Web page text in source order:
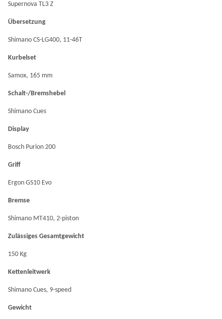
Supernova TL3 Z
Übersetzung
Shimano CS-LG400, 11-46T
Kurbelset
Samox, 165 mm
Schalt-/Bremshebel
Shimano Cues
Display
Bosch Purion 200
Griff
Ergon GS10 Evo
Bremse
Shimano MT410, 2-piston
Zulässiges Gesamtgewicht
150 Kg
Kettenleitwerk
Shimano Cues, 9-speed
Gewicht